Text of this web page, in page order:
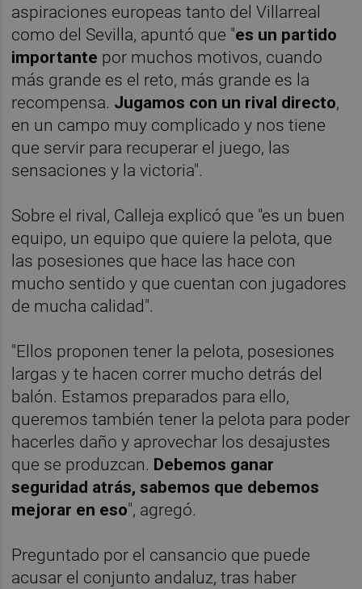
aspiraciones europeas tanto del Villarreal
como del Sevilla, apuntó que "es un partido
importante por muchos motivos, cuando
más grande es el reto, más grande es la
recompensa. Jugamos con un rival directo,
en un campo muy complicado y nos tiene
que servir para recuperar el juego, las
sensaciones y la victoria".
Sobre el rival, Calleja explicó que "es un buen
equipo, un equipo que quiere la pelota, que
las posesiones que hace las hace con
mucho sentido y que cuentan con jugadores
de mucha calidad".
"Ellos proponen tener la pelota, posesiones
largas y te hacen correr mucho detrás del
balón. Estamos preparados para ello,
queremos también tener la pelota para poder
hacerles daño y aprovechar los desajustes
que se produzcan. Debemos ganar
seguridad atrás, sabemos que debemos
mejorar en eso", agregó.
Preguntado por el cansancio que puede
acusar el conjunto andaluz, tras haber